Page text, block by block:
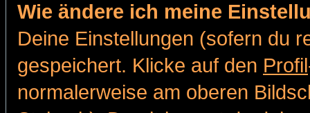
Wie ändere ich meine
Deine Einstellungen (sofern du
gespeichert. Klicke auf den Profil
normalerweise am oberen